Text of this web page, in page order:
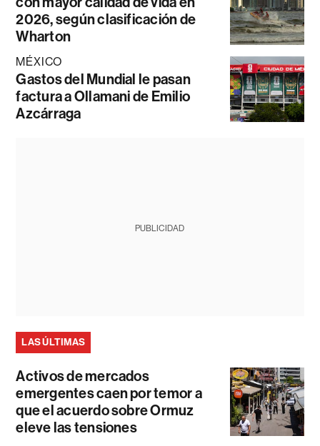
2026, según clasificación de
Wharton
MÉXICO
Gastos del Mundial le pasan
factura a Ollamani de Emilio
Azcárraga
PUBLICIDAD
LAS ÚLTIMAS
Activos de mercados
emergentes caen por temor a
que el acuerdo sobre Ormuz
eleve las tensiones